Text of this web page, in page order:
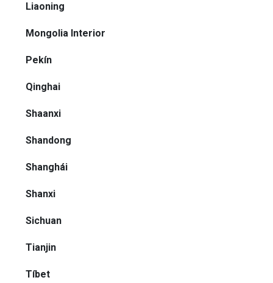
Liaoning
Mongolia Interior
Pekín
Qinghai
Shaanxi
Shandong
Shanghái
Shanxi
Sichuan
Tianjin
Tíbet